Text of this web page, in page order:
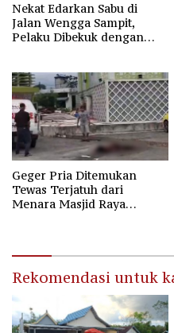
Nekat Edarkan Sabu di
Jalan Wengga Sampit,
Pelaku Dibekuk dengan
Geger Pria Ditemukan
Tewas Terjatuh dari
Menara Masjid Raya
Rekomendasi untuk